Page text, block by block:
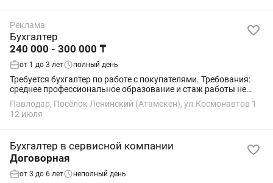
Реклама
Бухгалтер
240 000 - 300 000 ₸
от 1 до 3 лет полный день
Требуется бухгалтер по работе с покупателями. Требования:
среднее профессиональное образование и стаж работы не
менее 1 года. Знание 1С Бухгалтерия, работа на портале ЭСФ.
График работы:...
Павлодар, Посёлок Ленинский (Атамекен), ул.Космонавтов 1
12 июля
Бухгалтер в сервисной компании
Договорная
от 3 до 6 лет неполный день